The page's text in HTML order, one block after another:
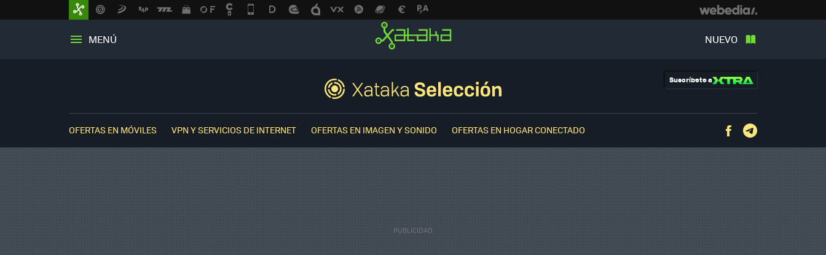
MENÚ NUEVO
Suscríbete a
OFERTAS EN MÓVILES VPN Y SERVICIOS DE INTERNET OFERTAS EN IMAGEN Y SONIDO OFERTAS EN HOGAR CONECTADO Facebook